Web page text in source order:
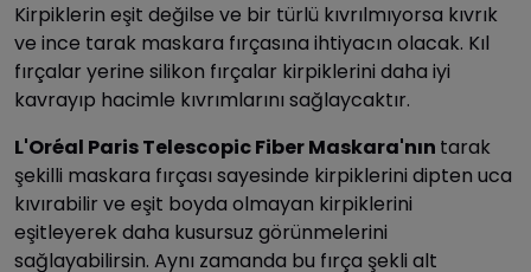
Kirpiklerin eşit değilse ve bir türlü kıvrılmıyorsa kıvrık
ve ince tarak maskara fırçasına ihtiyacın olacak. Kıl
fırçalar yerine silikon fırçalar kirpiklerini daha iyi
kavrayıp hacimle kıvrımlarını sağlaycaktır.
L'Oréal Paris Telescopic Fiber Maskara'nın tarak
şekilli maskara fırçası sayesinde kirpiklerini dipten uca
kıvırabilir ve eşit boyda olmayan kirpiklerini
eşitleyerek daha kusursuz görünmelerini
sağlayabilirsin. Aynı zamanda bu fırça şekli alt